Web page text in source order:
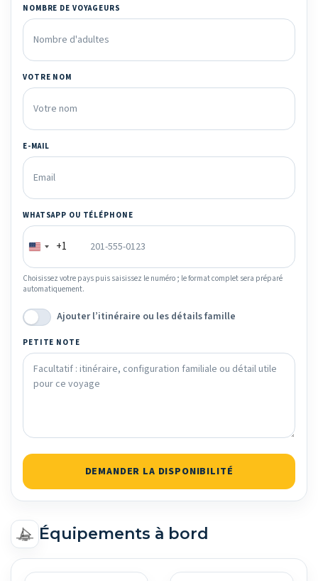
NOMBRE DE VOYAGEURS
VOTRE NOM
E-MAIL
WHATSAPP OU TÉLÉPHONE
+1
Choisissez votre pays puis saisissez le numéro ; le format complet sera préparé
automatiquement.
Ajouter l’itinéraire ou les détails famille
PETITE NOTE
DEMANDER LA DISPONIBILITÉ
Équipements à bord